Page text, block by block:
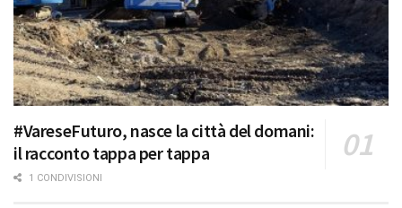
#VareseFuturo, nasce la città del domani:
il racconto tappa per tappa
1 CONDIVISIONI